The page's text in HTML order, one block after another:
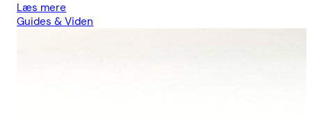
Læs mere
Guides & Viden